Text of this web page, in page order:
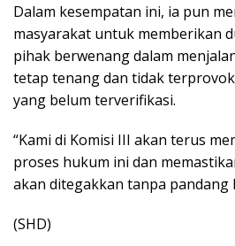
Dalam kesempatan ini, ia pun
masyarakat untuk memberikan
pihak berwenang dalam
tetap tenang dan tidak
yang belum terverifikasi.
“Kami di Komisi III akan terus
proses hukum ini dan
akan ditegakkan tanpa pandang
(SHD)